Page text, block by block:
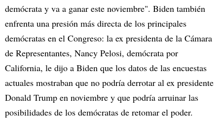
demócrata y va a ganar este noviembre". Biden también
enfrenta una presión más directa de los principales
demócratas en el Congreso: la ex presidenta de la Cámara
de Representantes, Nancy Pelosi, demócrata por
California, le dijo a Biden que los datos de las encuestas
actuales mostraban que no podría derrotar al ex presidente
Donald Trump en noviembre y que podría arruinar las
posibilidades de los demócratas de retomar el poder.